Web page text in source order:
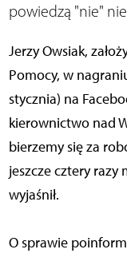
powiedzą "nie"
Jerzy Owsiak,
Pomocy, w
stycznia) na
kierownictwo nad
bierzemy się za
jeszcze cztery razy
wyjaśnił.
O sprawie